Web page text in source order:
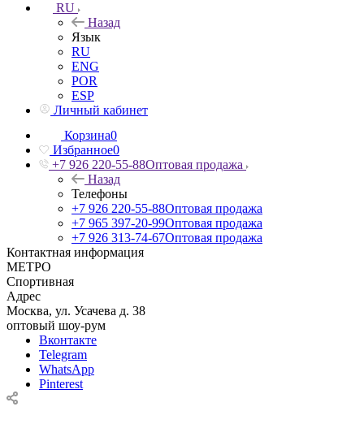
RU
Назад
Язык
RU
ENG
POR
ESP
Личный кабинет
Корзина0
Избранное0
+7 926 220-55-88Оптовая продажа
Назад
Телефоны
+7 926 220-55-88Оптовая продажа
+7 965 397-20-99Оптовая продажа
+7 926 313-74-67Оптовая продажа
Контактная информация
МЕТРО
Спортивная
Адрес
Москва, ул. Усачева д. 38
оптовый шоу-рум
Вконтакте
Telegram
WhatsApp
Pinterest